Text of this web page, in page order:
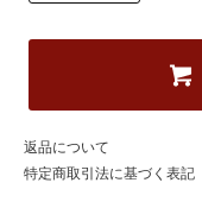
返品について
特定商取引法に基づく表記